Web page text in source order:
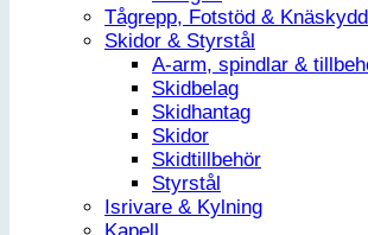
Tågrepp, Fotstöd & Knäskydd
Skidor & Styrstål
A-arm, spindlar &
Skidbelag
Skidhantag
Skidor
Skidtillbehör
Styrstål
Isrivare & Kylning